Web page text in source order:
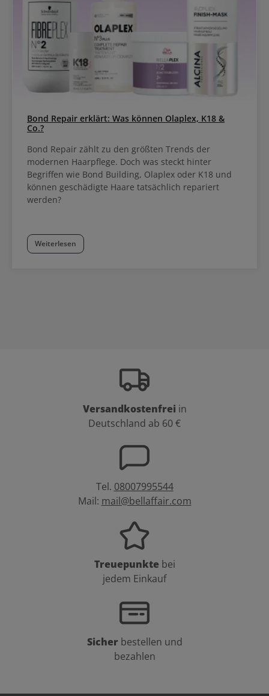
Bond Repair erklärt: Was können Olaplex, K18 &
Co.?
Bond Repair zählt zu den größten Trends der
modernen Haarpflege. Doch was steckt hinter
Begriffen wie Bond Building, Olaplex oder K18 und
können geschädigte Haare tatsächlich repariert
werden?
Weiterlesen
Versandkostenfrei in
Deutschland ab 60 €
Tel. 08007995544
Mail: mail@bellaffair.com
Treuepunkte bei
jedem Einkauf
Sicher bestellen und
bezahlen